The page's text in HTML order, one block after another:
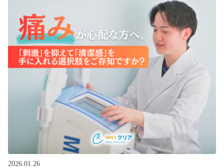
2026.01.26